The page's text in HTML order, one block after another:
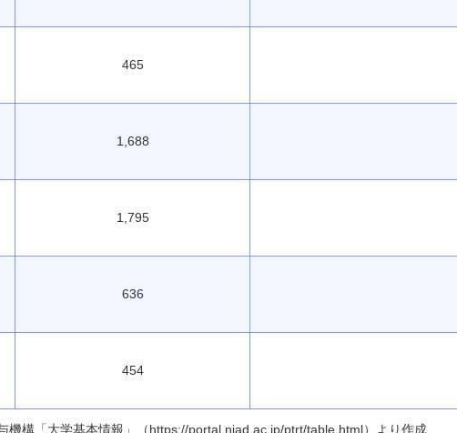
465
1,688
1,795
636
454
機構「大学基本情報」（https://portal.niad.ac.jp/ptrt/table.html）より作成